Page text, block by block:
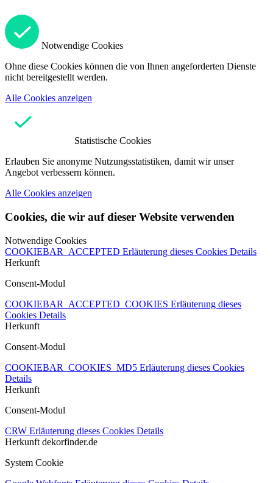
Notwendige Cookies
Ohne diese Cookies können die von Ihnen angeforderten Dienste
nicht bereitgestellt werden.
Alle Cookies anzeigen
Statistische Cookies
Erlauben Sie anonyme Nutzungsstatistiken, damit wir unser
Angebot verbessern können.
Alle Cookies anzeigen
Cookies, die wir auf dieser Website verwenden
Notwendige Cookies
COOKIEBAR_ACCEPTED Erläuterung dieses Cookies Details
Herkunft
Consent-Modul
COOKIEBAR_ACCEPTED_COOKIES Erläuterung dieses
Cookies Details
Herkunft
Consent-Modul
COOKIEBAR_COOKIES_MD5 Erläuterung dieses Cookies
Details
Herkunft
Consent-Modul
CRW Erläuterung dieses Cookies Details
Herkunft dekorfinder.de
System Cookie